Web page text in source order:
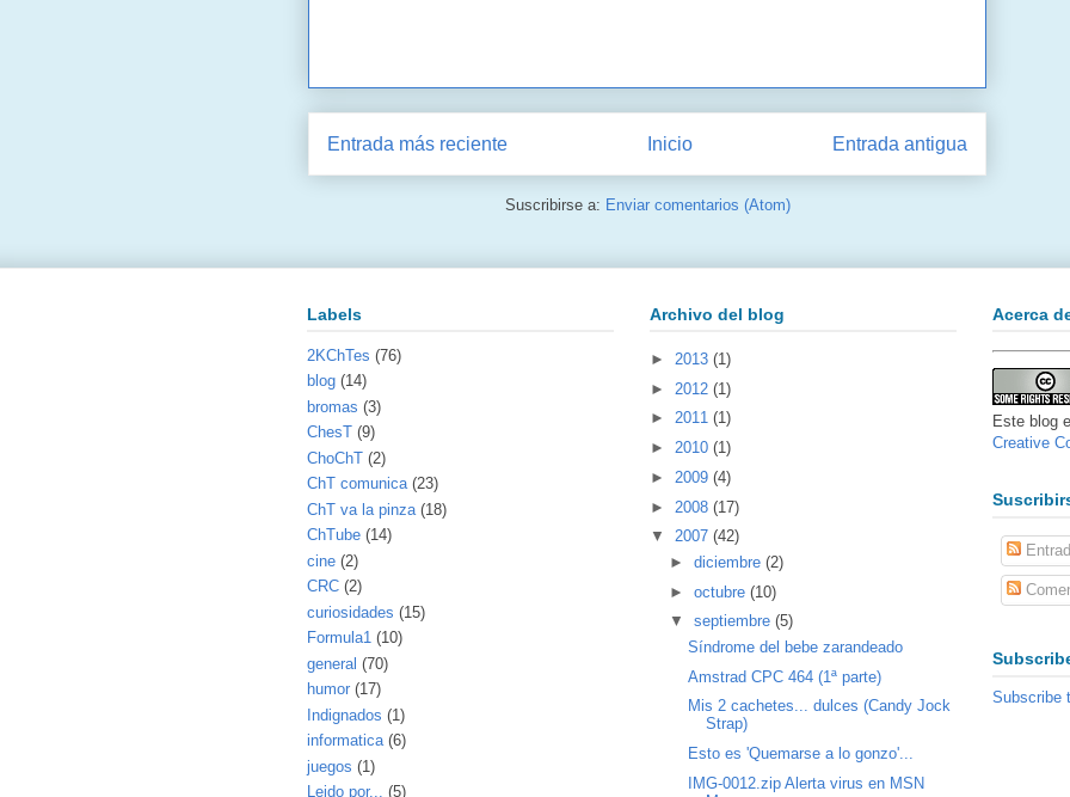
Entrada más reciente Entrada antigua
Inicio
Suscribirse a: Enviar comentarios (Atom)
Labels
2KChTes (76)
blog (14)
bromas (3)
ChesT (9)
ChoChT (2)
ChT comunica (23)
ChT va la pinza (18)
ChTube (14)
cine (2)
CRC (2)
curiosidades (15)
Formula1 (10)
general (70)
humor (17)
Indignados (1)
informatica (6)
juegos (1)
Leido por... (5)
Archivo del blog
► 2013 (1)
► 2012 (1)
► 2011 (1)
► 2010 (1)
► 2009 (4)
► 2008 (17)
▼ 2007 (42)
► diciembre (2)
► octubre (10)
▼ septiembre (5)
Síndrome del bebe zarandeado
Amstrad CPC 464 (1ª parte)
Mis 2 cachetes... dulces (Candy Jock
Strap)
Esto es 'Quemarse a lo gonzo'...
IMG-0012.zip Alerta virus en MSN
Acerca
Este blog
Creative
Subscribe